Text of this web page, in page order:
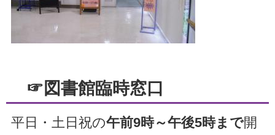
☞図書館臨時窓口
平日・土日祝の午前9時～午後5時まで開